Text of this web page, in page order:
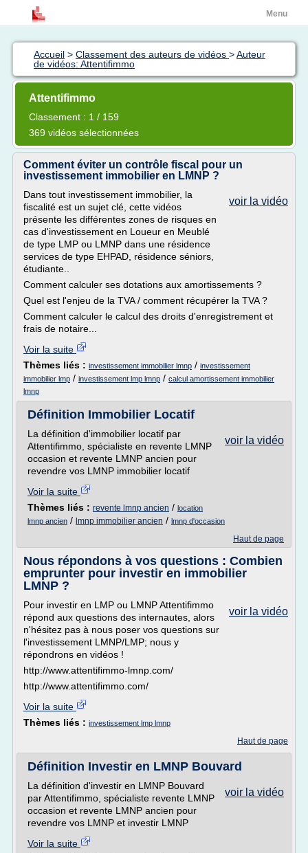
Menu
Accueil > Classement des auteurs de vidéos >Auteur
de vidéos: Attentifimmo
Attentifimmo
Classement : 1 / 159
369 vidéos sélectionnées
Comment éviter un contrôle fiscal pour un
investissement immobilier en LMNP ?
voir la vidéo
Dans tout investissement immobilier, la
fiscalité est un sujet clé, cette vidéos
présente les différentes zones de risques en
cas d'investissement en Loueur en Meublé
de type LMP ou LMNP dans une résidence
services de type EHPAD, résidence séniors,
étudiante..
Comment calculer ses dotations aux amortissements ?
Quel est l'enjeu de la TVA / comment récupérer la TVA ?
Comment calculer le calcul des droits d'enregistrement et
frais de notaire...
Voir la suite
Thèmes liés : investissement immobilier lmnp / investissement
immobilier lmp / investissement lmp lmnp / calcul amortissement immobilier
lmnp
Définition Immobilier Locatif
voir la vidéo
La définition d'immobilier locatif par
Attentifimmo, spécialiste en revente LMNP
occasion et revente LMNP ancien pour
revendre vos LMNP immobilier locatif
Voir la suite
Thèmes liés : revente lmnp ancien / location
lmnp ancien / lmnp immobilier ancien / lmnp d'occasion
Haut de page
Nous répondons à vos questions : Combien
emprunter pour investir en immobilier
LMNP ?
voir la vidéo
Pour investir en LMP ou LMNP Attentifimmo
répond aux questions des internautes, alors
n'hésitez pas à nous poser vos questions sur
l'investissement LMNP/LMP; nous y
répondrons en vidéos !
http://www.attentifimmo-lmnp.com/
http://www.attentifimmo.com/
Voir la suite
Thèmes liés : investissement lmp lmnp
Haut de page
Définition Investir en LMNP Bouvard
voir la vidéo
La définition d'investir en LMNP Bouvard
par Attentifimmo, spécialiste revente LMNP
occasion et revente LMNP ancien pour
revendre vos LMNP et investir LMNP
Voir la suite